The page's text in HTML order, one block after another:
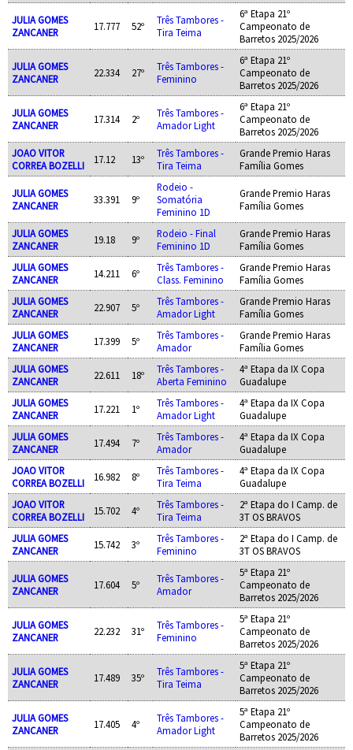
JULIA GOMES
ZANCANER
17.777 52º
Três Tambores -
Tira Teima
6ª Etapa 21º
Campeonato de
Barretos 2025/2026
JULIA GOMES
ZANCANER
22.334 27º
Três Tambores -
Feminino
6ª Etapa 21º
Campeonato de
Barretos 2025/2026
JULIA GOMES
ZANCANER
17.314 2º
Três Tambores -
Amador Light
6ª Etapa 21º
Campeonato de
Barretos 2025/2026
JOAO VITOR
CORREA BOZELLI
17.12 13º
Três Tambores -
Tira Teima
Grande Premio Haras
Família Gomes
JULIA GOMES
ZANCANER
33.391 9º
Rodeio -
Somatória
Feminino 1D
Grande Premio Haras
Família Gomes
JULIA GOMES
ZANCANER
19.18 9º
Rodeio - Final
Feminino 1D
Grande Premio Haras
Família Gomes
JULIA GOMES
ZANCANER
14.211 6º
Três Tambores -
Class. Feminino
Grande Premio Haras
Família Gomes
JULIA GOMES
ZANCANER
22.907 5º
Três Tambores -
Amador Light
Grande Premio Haras
Família Gomes
JULIA GOMES
ZANCANER
17.399 5º
Três Tambores -
Amador
Grande Premio Haras
Família Gomes
JULIA GOMES
ZANCANER
22.611 18º
Três Tambores -
Aberta Feminino
4ª Etapa da IX Copa
Guadalupe
JULIA GOMES
ZANCANER
17.221 1º
Três Tambores -
Amador Light
4ª Etapa da IX Copa
Guadalupe
JULIA GOMES
ZANCANER
17.494 7º
Três Tambores -
Amador
4ª Etapa da IX Copa
Guadalupe
JOAO VITOR
CORREA BOZELLI
16.982 8º
Três Tambores -
Tira Teima
4ª Etapa da IX Copa
Guadalupe
JOAO VITOR
CORREA BOZELLI
15.702 4º
Três Tambores -
Tira Teima
2ª Etapa do I Camp. de
3T OS BRAVOS
JULIA GOMES
ZANCANER
15.742 3º
Três Tambores -
Feminino
2ª Etapa do I Camp. de
3T OS BRAVOS
JULIA GOMES
ZANCANER
17.604 5º
Três Tambores -
Amador
5ª Etapa 21º
Campeonato de
Barretos 2025/2026
JULIA GOMES
ZANCANER
22.232 31º
Três Tambores -
Feminino
5ª Etapa 21º
Campeonato de
Barretos 2025/2026
JULIA GOMES
ZANCANER
17.489 35º
Três Tambores -
Tira Teima
5ª Etapa 21º
Campeonato de
Barretos 2025/2026
JULIA GOMES
ZANCANER
17.405 4º
Três Tambores -
Amador Light
5ª Etapa 21º
Campeonato de
Barretos 2025/2026